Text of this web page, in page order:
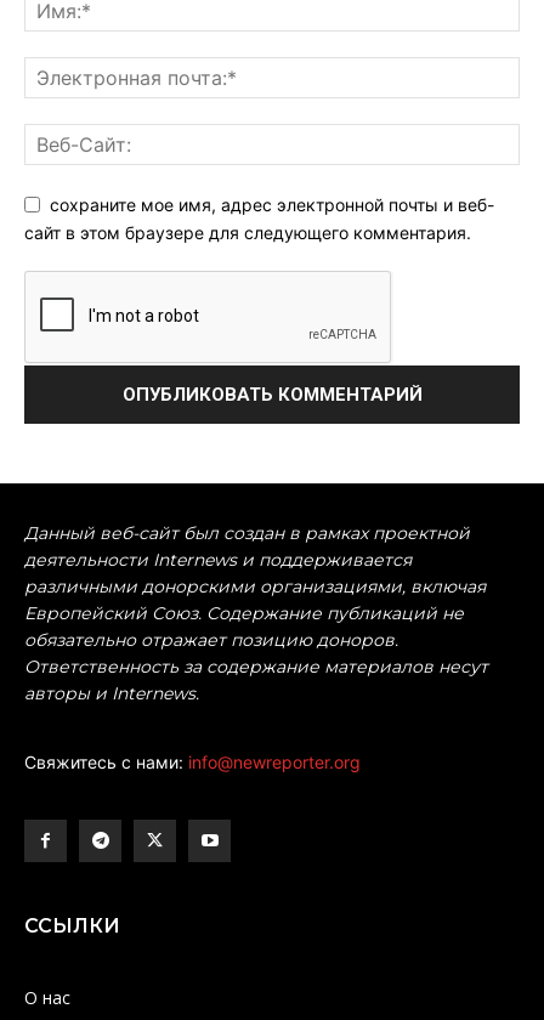
сохраните мое имя, адрес электронной почты и веб-
сайт в этом браузере для следующего комментария.
Данный веб-сайт был создан в рамках проектной
деятельности Internews и поддерживается
различными донорскими организациями, включая
Европейский Союз. Содержание публикаций не
обязательно отражает позицию доноров.
Ответственность за содержание материалов несут
авторы и Internews.
Свяжитесь с нами: info@newreporter.org
ССЫЛКИ
О нас